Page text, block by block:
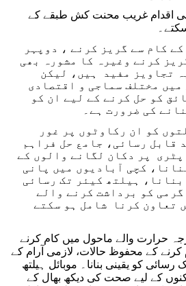
اقدام غریب محنت کش طبقے کے
کام سے گریز کرنے ، دوپہر
کرنے وغیرہ کا مشورہ بھی
تجاویز مفید ہیں، لیکن
میں مختلف سماجی و اقتصادی
کو حل کرنے کے لیے ان کو
کی ضرورت ہے۔
کو ان رکاوٹوں پر غور
قابل رسائی، جامع حل فراہم
پر دکان لگانے والوں کے
کچی آبادیوں میں پانی
ہیلتھ کیئر تک رسائی
کو برداشت کرنے والے
تعاون کرنا شامل ہو سکتے
حرارت والے ماحول میں کام کرنے
کے محفوظ حالات، لازمی آرام کے
کو یقینی بنانا۔ موبائل ہیلتھ
کے لیے صحت کی دیکھ بھال کے